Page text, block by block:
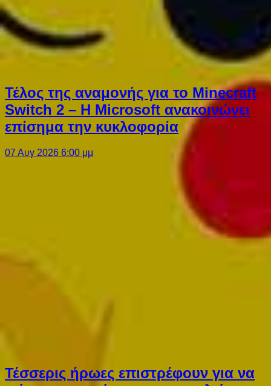
Τέλος της αναμονής για το Minecraft
Switch 2 – Η Microsoft ανακοινώνει
επίσημα την κυκλοφορία
07 Αυγ 2026 6:00 μμ
Τέσσερις ήρωες επιστρέφουν για να